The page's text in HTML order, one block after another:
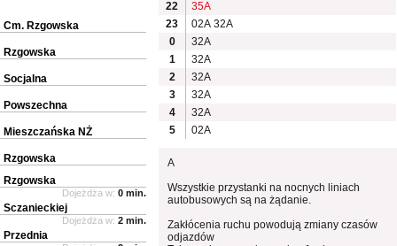
22
35A
23
02A 32A
0
32A
1
32A
2
32A
3
32A
4
32A
5
02A
A
Wszystkie przystanki na nocnych liniach
autobusowych są na żądanie.
Zakłócenia ruchu powodują zmiany czasów
odjazdów
Cm. Rzgowska
Rzgowska
Socjalna
Powszechna
Mieszczańska NŻ
Rzgowska
Rzgowska
Dojeżdża w: 0 min.
Sczanieckiej
Dojeżdża w: 2 min.
Przednia